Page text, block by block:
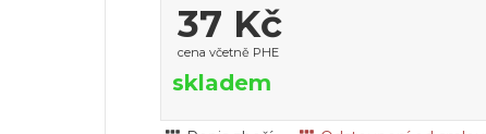
37 Kč
cena včetně PHE
skladem